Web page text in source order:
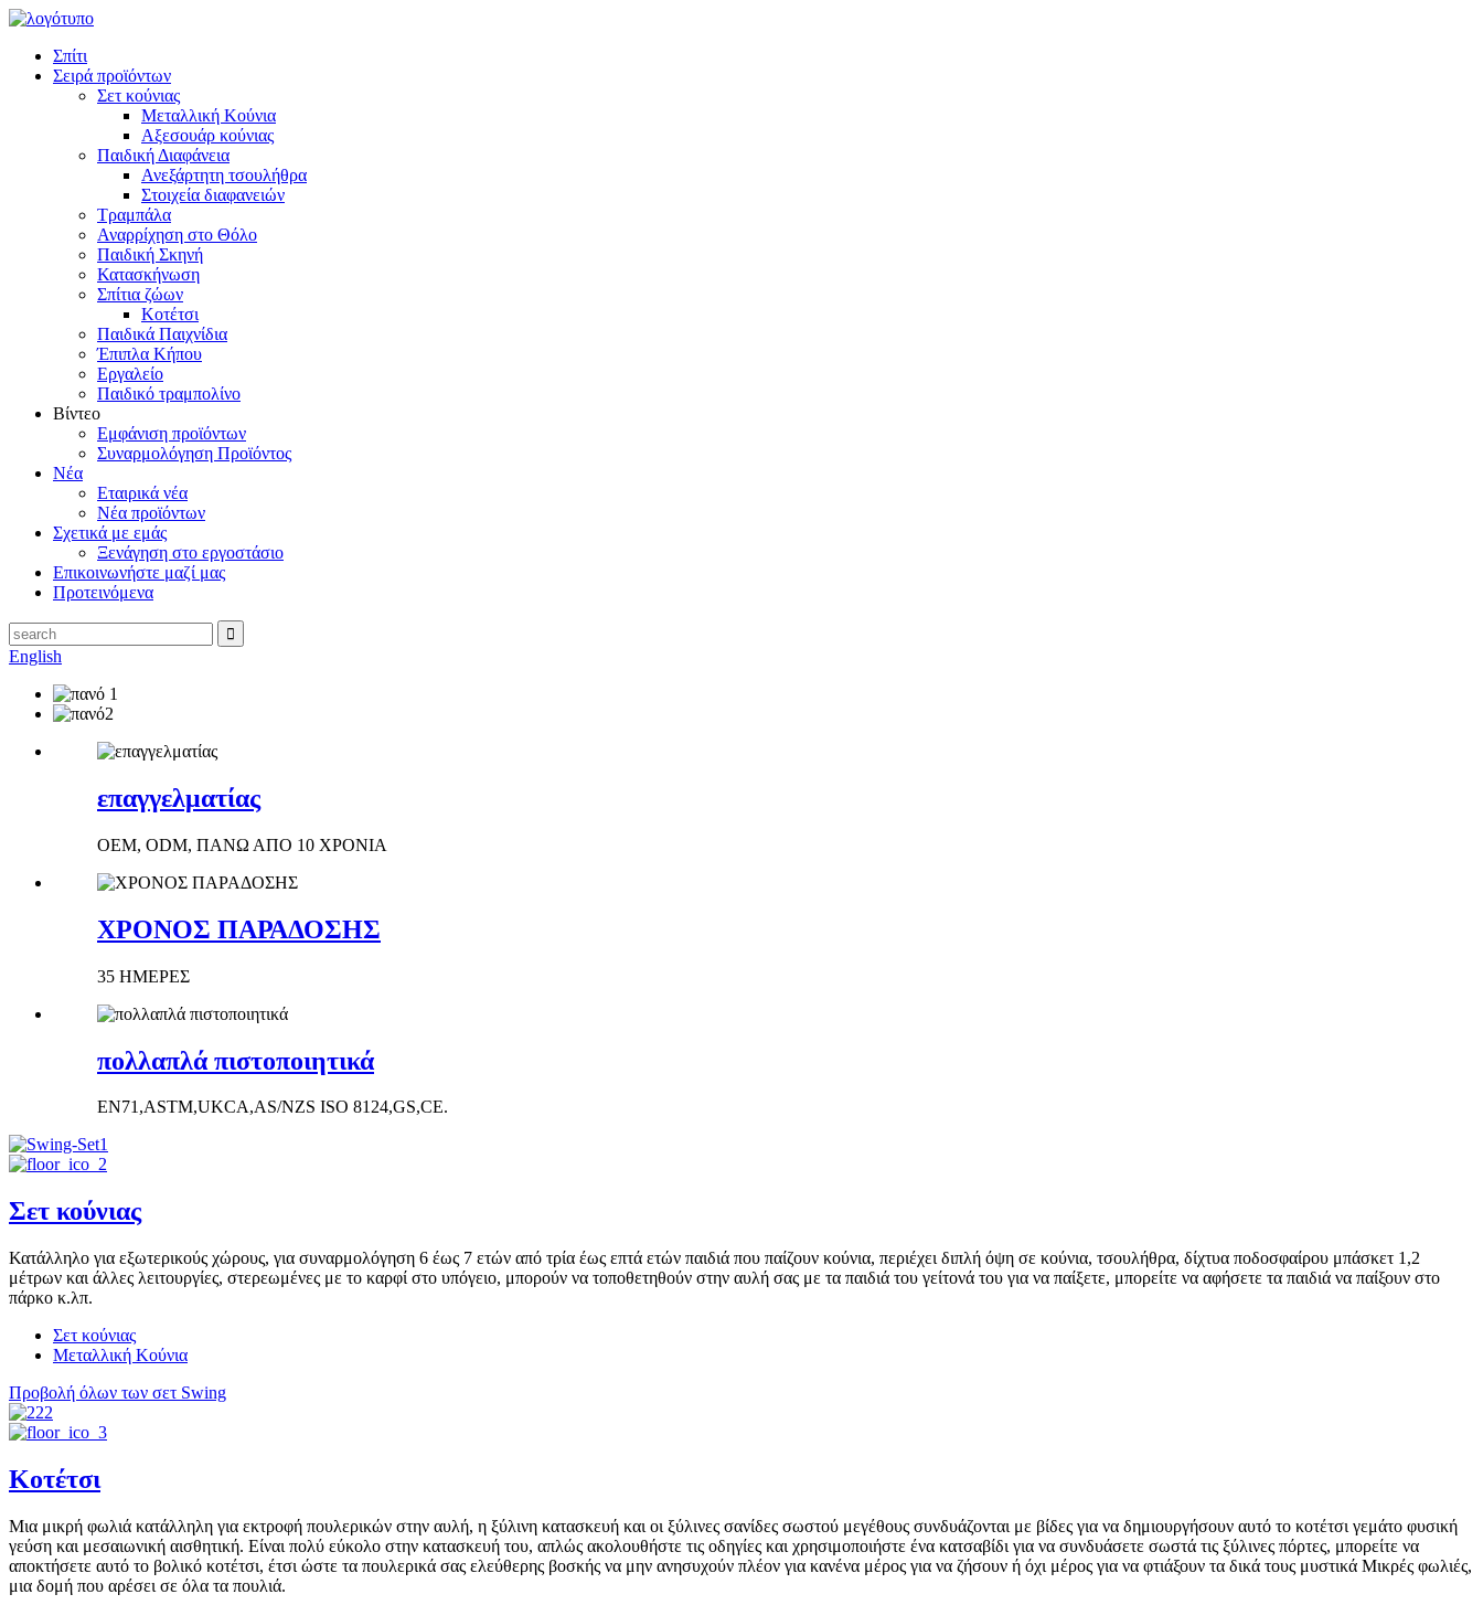
Σπίτι
Σειρά προϊόντων
Σετ κούνιας
Μεταλλική Κούνια
Αξεσουάρ κούνιας
Παιδική Διαφάνεια
Ανεξάρτητη τσουλήθρα
Στοιχεία διαφανειών
Τραμπάλα
Αναρρίχηση στο Θόλο
Παιδική Σκηνή
Κατασκήνωση
Σπίτια ζώων
Κοτέτσι
Παιδικά Παιχνίδια
Έπιπλα Κήπου
Εργαλείο
Παιδικό τραμπολίνο
Βίντεο
Εμφάνιση προϊόντων
Συναρμολόγηση Προϊόντος
Νέα
Εταιρικά νέα
Νέα προϊόντων
Σχετικά με εμάς
Ξενάγηση στο εργοστάσιο
Επικοινωνήστε μαζί μας
Προτεινόμενα
English
επαγγελματίας
OEM, ODM, ΠΑΝΩ ΑΠΟ 10 ΧΡΟΝΙΑ
ΧΡΟΝΟΣ ΠΑΡΑΔΟΣΗΣ
35 ΗΜΕΡΕΣ
πολλαπλά πιστοποιητικά
EN71,ASTM,UKCA,AS/NZS ISO 8124,GS,CE.
Σετ κούνιας
Κατάλληλο για εξωτερικούς χώρους, για συναρμολόγηση 6 έως 7 ετών από τρία έως επτά ετών παιδιά που παίζουν κούνια, περιέχει διπλή όψη σε κούνια, τσουλήθρα, δίχτυα ποδοσφαίρου μπάσκετ 1,2
μέτρων και άλλες λειτουργίες, στερεωμένες με το καρφί στο υπόγειο, μπορούν να τοποθετηθούν στην αυλή σας με τα παιδιά του γείτονά του για να παίξετε, μπορείτε να αφήσετε τα παιδιά να παίξουν στο
πάρκο κ.λπ.
Σετ κούνιας
Μεταλλική Κούνια
Προβολή όλων των σετ Swing
Κοτέτσι
Μια μικρή φωλιά κατάλληλη για εκτροφή πουλερικών στην αυλή, η ξύλινη κατασκευή και οι ξύλινες σανίδες σωστού μεγέθους συνδυάζονται με βίδες για να δημιουργήσουν αυτό το κοτέτσι γεμάτο φυσική
γεύση και μεσαιωνική αισθητική. Είναι πολύ εύκολο στην κατασκευή του, απλώς ακολουθήστε τις οδηγίες και χρησιμοποιήστε ένα κατσαβίδι για να συνδυάσετε σωστά τις ξύλινες πόρτες, μπορείτε να
αποκτήσετε αυτό το βολικό κοτέτσι, έτσι ώστε τα πουλερικά σας ελεύθερης βοσκής να μην ανησυχούν πλέον για κανένα μέρος για να ζήσουν ή όχι μέρος για να φτιάξουν τα δικά τους μυστικά Μικρές φωλιές,
μια δομή που αρέσει σε όλα τα πουλιά.